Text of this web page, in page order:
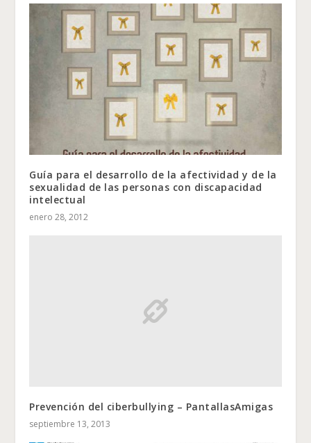
Guía para el desarrollo de la afectividad y de la
sexualidad de las personas con discapacidad
intelectual
enero 28, 2012
Prevención del ciberbullying – PantallasAmigas
septiembre 13, 2013